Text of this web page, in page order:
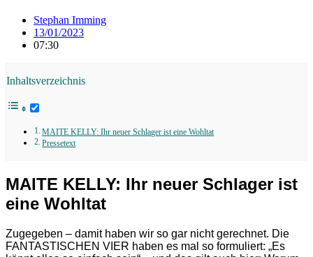
Stephan Imming
13/01/2023
07:30
Inhaltsverzeichnis
MAITE KELLY: Ihr neuer Schlager ist eine Wohltat
Pressetext
MAITE KELLY: Ihr neuer Schlager ist
eine Wohltat
Zugegeben – damit haben wir so gar nicht gerechnet. Die
FANTASTISCHEN VIER haben es mal so formuliert: „Es